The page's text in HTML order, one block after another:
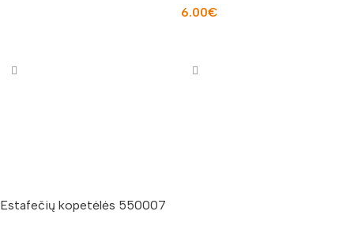
6.00€
Estafečių kopetėlės 550007